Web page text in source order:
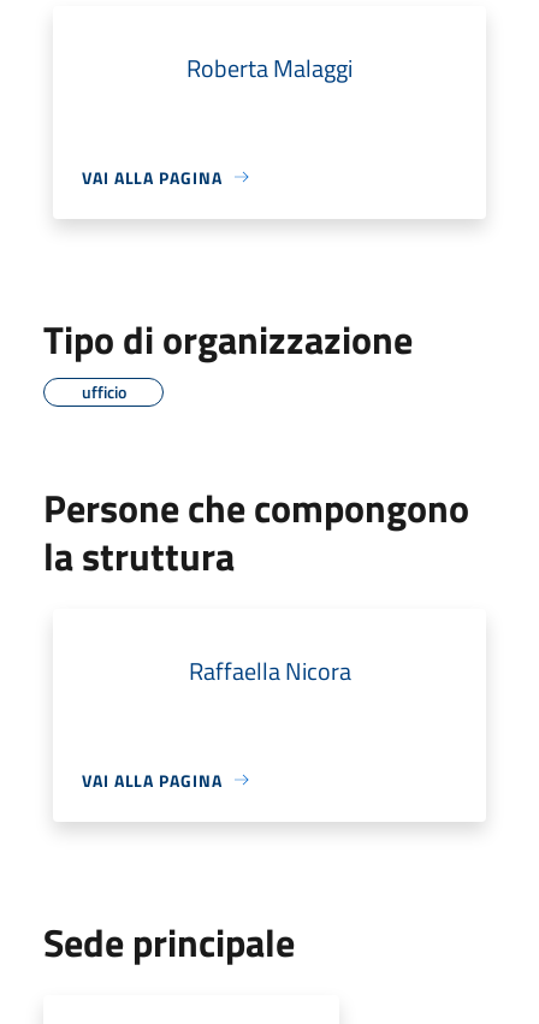
Roberta Malaggi
VAI ALLA PAGINA
Tipo di organizzazione
ufficio
Persone che compongono
la struttura
Raffaella Nicora
VAI ALLA PAGINA
Sede principale